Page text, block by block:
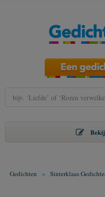
Gedichten > Sinterklaas